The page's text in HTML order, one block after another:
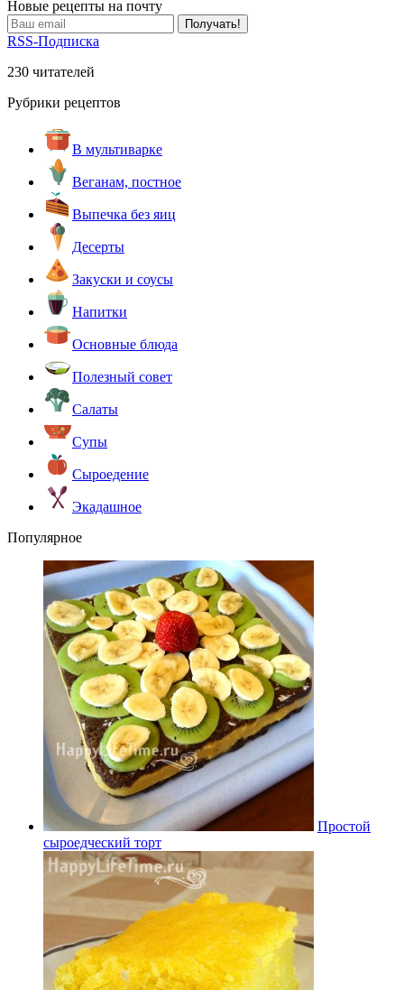
Новые рецепты на почту
RSS-Подписка
230 читателей
Рубрики рецептов
В мультиварке
Веганам, постное
Выпечка без яиц
Десерты
Закуски и соусы
Напитки
Основные блюда
Полезный совет
Салаты
Супы
Сыроедение
Экадашное
Популярное
Простой
сыроедческий торт